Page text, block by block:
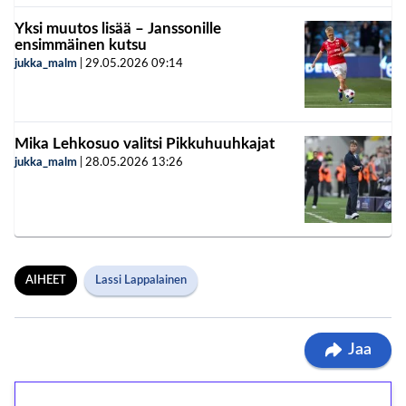
Yksi muutos lisää – Janssonille
ensimmäinen kutsu
jukka_malm 29.05.2026 09:14
Mika Lehkosuo valitsi Pikkuhuuhkajat
jukka_malm 28.05.2026 13:26
AIHEET Lassi Lappalainen
Jaa